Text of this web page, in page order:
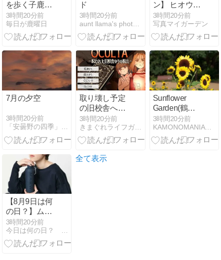
を歩く子鹿ち
ゃん
3時間20分前
毎日が鹿曜日
ド
3時間20分前
aunt llama's photo 〜第三楽章〜
ン】 ヒオウギ
ズイセン 死蔵
品のレンズで
3時間20分前
写真マイガーデン
7月の夕空
3時間20分前
取り壊し予定
の旧校舎へ侵
入した女子高
生２人が「奇
怪な現象」に
められてしま
3時間20分前
きまぐれライフガード
Sunflower
Garden(鶴見
緑地・2026年
7月某日) その
2
3時間20分前
KAMONOMANIA カモノマニア
【8月9日は何
の日？】ムー
ミンの日｜物
語の世界へ。
心がほっとす
3時間20分前
全て表示